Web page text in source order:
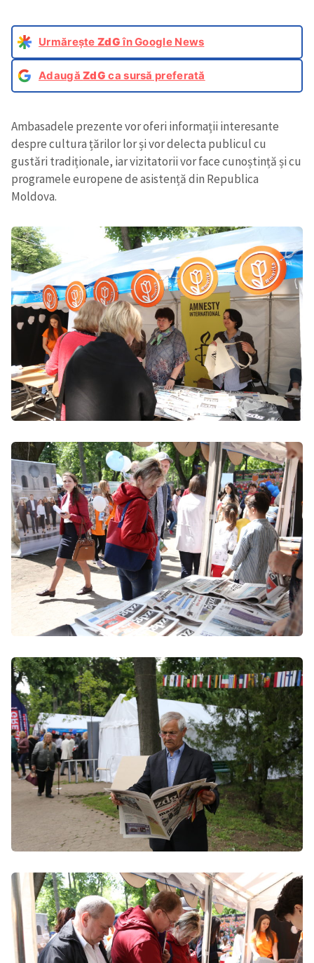
Urmărește ZdGîn Google News
AdaugăZdG ca sursă preferată
Ambasadele prezente vor oferi informații interesante
despre cultura țărilor lor și vor delecta publicul cu
gustări tradiționale, iar vizitatorii vor face cunoștință și cu
programele europene de asistență din Republica
Moldova.